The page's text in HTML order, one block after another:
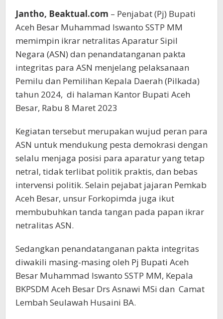
Jantho, Beaktual.com – Penjabat (Pj) Bupati
Aceh Besar Muhammad Iswanto SSTP MM
memimpin ikrar netralitas Aparatur Sipil
Negara (ASN) dan penandatanganan pakta
integritas para ASN menjelang pelaksanaan
Pemilu dan Pemilihan Kepala Daerah (Pilkada)
tahun 2024, di halaman Kantor Bupati Aceh
Besar, Rabu 8 Maret 2023
Kegiatan tersebut merupakan wujud peran para
ASN untuk mendukung pesta demokrasi dengan
selalu menjaga posisi para aparatur yang tetap
netral, tidak terlibat politik praktis, dan bebas
intervensi politik. Selain pejabat jajaran Pemkab
Aceh Besar, unsur Forkopimda juga ikut
membubuhkan tanda tangan pada papan ikrar
netralitas ASN.
Sedangkan penandatanganan pakta integritas
diwakili masing-masing oleh Pj Bupati Aceh
Besar Muhammad Iswanto SSTP MM, Kepala
BKPSDM Aceh Besar Drs Asnawi MSi dan Camat
Lembah Seulawah Husaini BA.